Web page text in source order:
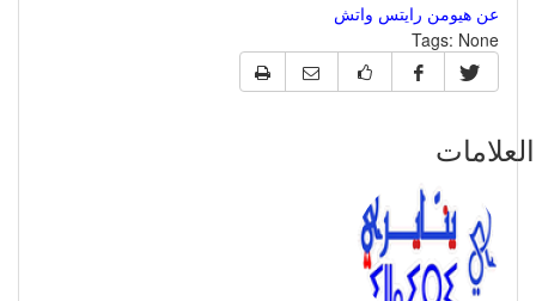
عن هيومن رايتس واتش
Tags:None